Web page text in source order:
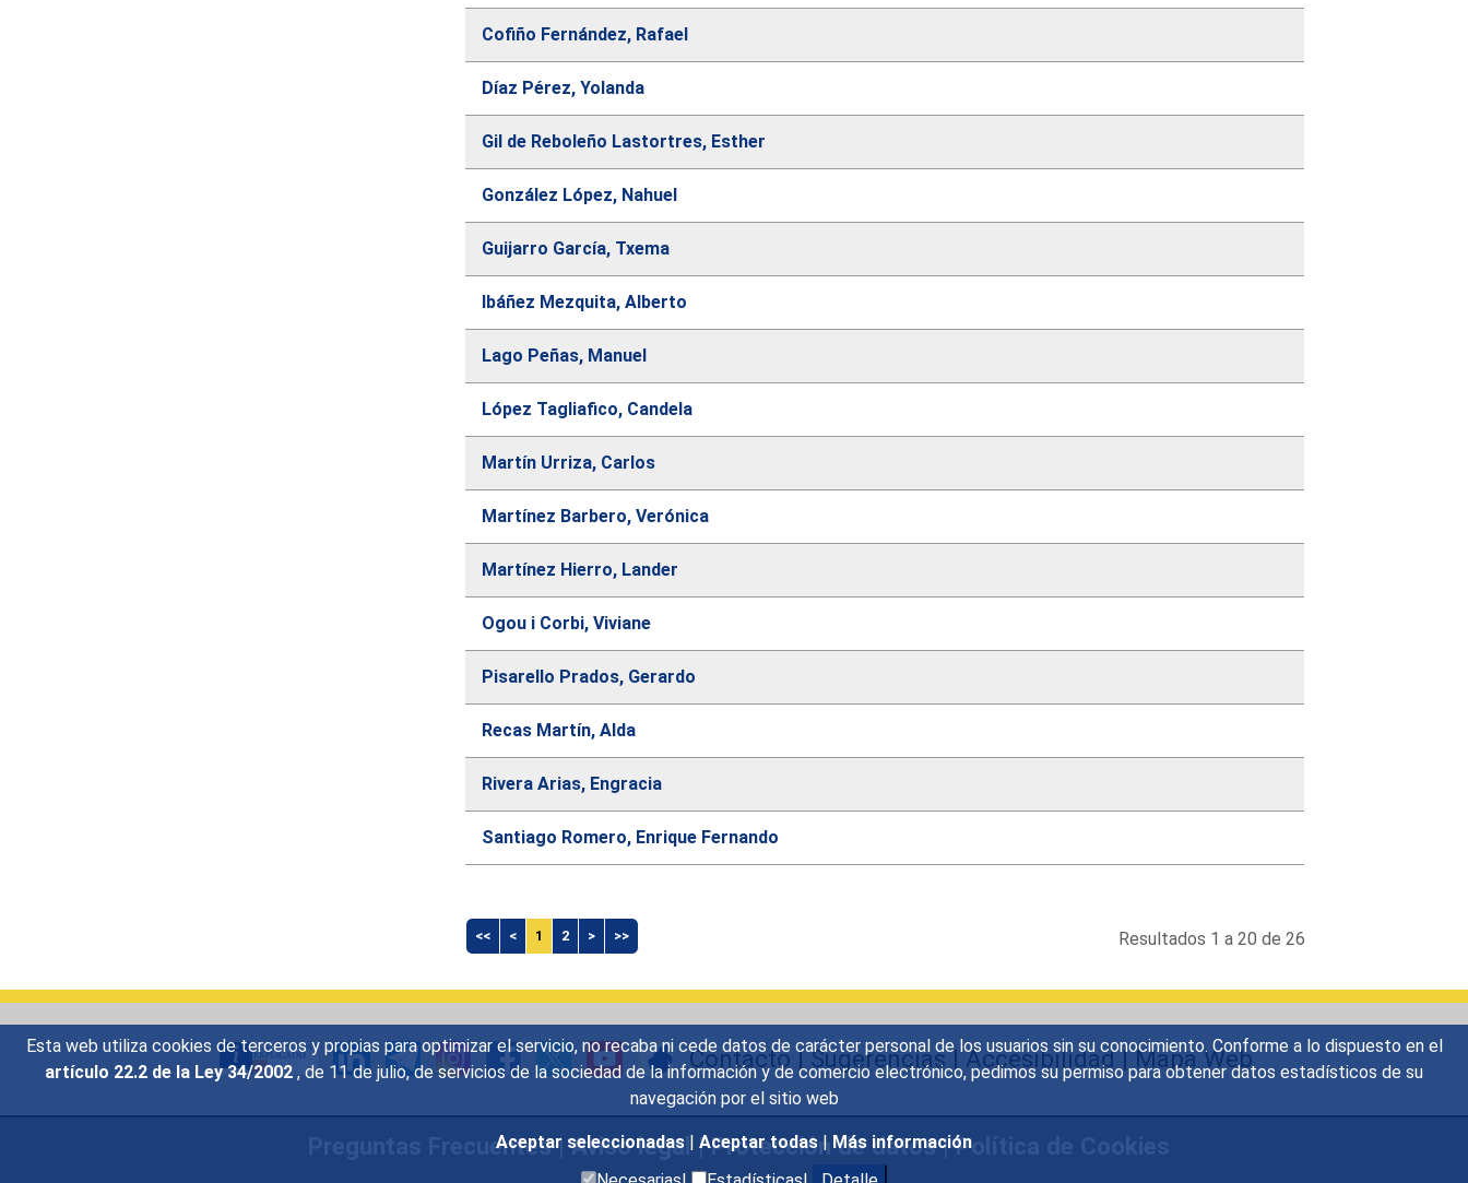
Esta web utiliza cookies de terceros y propias para optimizar el servicio, no recaba ni cede datos de carácter personal de los usuarios sin su conocimiento. Conforme a lo dispuesto en el
artículo 22.2 de la Ley 34/2002 , de 11 de julio, de servicios de la sociedad de la información y de comercio electrónico, pedimos su permiso para obtener datos estadísticos de su
navegación por el sitio web
Aceptar seleccionadas | Aceptar todas | Más información
Cofiño Fernández, Rafael
Díaz Pérez, Yolanda
Gil de Reboleño Lastortres, Esther
González López, Nahuel
Guijarro García, Txema
Ibáñez Mezquita, Alberto
Lago Peñas, Manuel
López Tagliafico, Candela
Martín Urriza, Carlos
Martínez Barbero, Verónica
Martínez Hierro, Lander
Ogou i Corbi, Viviane
Pisarello Prados, Gerardo
Recas Martín, Alda
Rivera Arias, Engracia
Santiago Romero, Enrique Fernando
<< < 1 2 > >> Resultados 1 a 20 de 26
Contacto|Sugerencias|Accesibilidad|Mapa Web
Preguntas Frecuentes|Aviso legal|Protección de datos|Política de Cookies